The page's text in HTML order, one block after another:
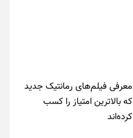
معرفی فیلم‌های رمانتیک جدید
که بالاترین امتیاز را کسب
کرده‌اند